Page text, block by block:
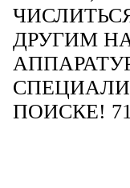
ДРУГИМ
ПОИСКЕ!